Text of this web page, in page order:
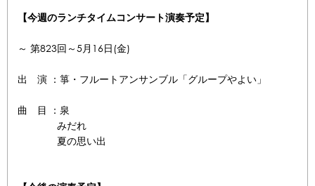
【今週のランチタイムコンサート演奏予定】
～ 第823回～5月16日(金)
出 演 ：箏・フルートアンサンブル「グループやよい」
曲 目 ：泉
みだれ
夏の思い出